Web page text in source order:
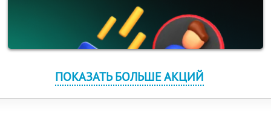
ПОКАЗАТЬ БОЛЬШЕ АКЦИЙ